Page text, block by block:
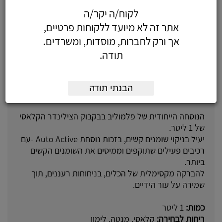
נוזל לניקוי כלים פלמוליב.
הנוסחה הייחודית של פלמוליב בבקבוק הצילינדר הקלאסי
של 1 ליטר.
יעיל בניקוי שומנים קשים, בזכות נוסחת Auto Active -עם
רכיבים פעילים שתוקפים וממיסים את השומנים הקשים
ביותר.
להברקה מקסימלית של הכלים, בניחוחות רעננים, תוך
שמירה על עור הידיים.
כמות: 1 ליטר
ריחות לבחירה: קלאסי, מנטה, לימון
לקוח/ה יקר/ה
אתר זה לא מיועד ללקוחות פרטיים,
אך ורק לחברות, מוסדות, ומשרדים.
תודה.
הבנתי תודה